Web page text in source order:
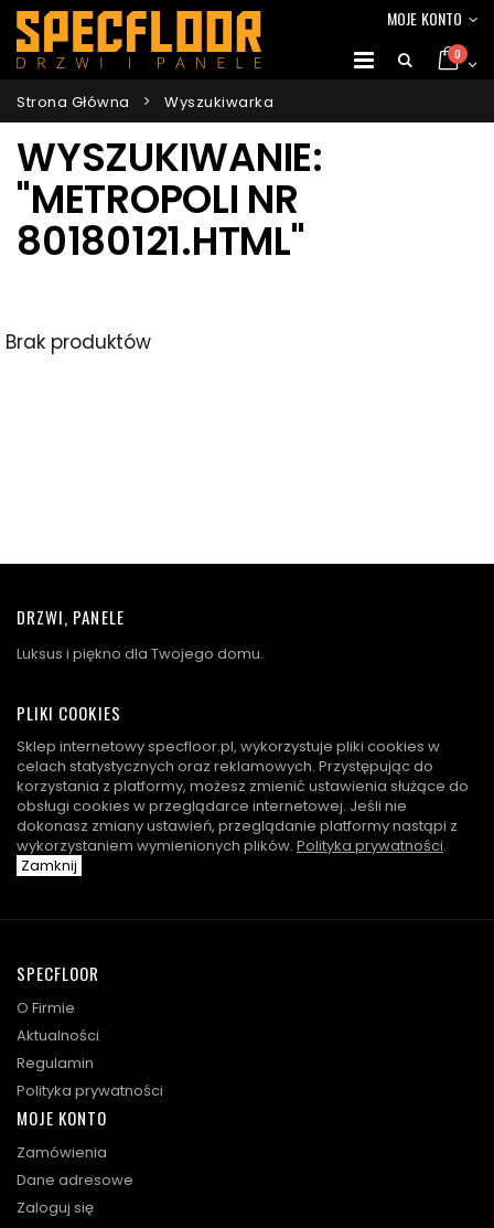
MOJE KONTO
0
Strona Główna Wyszukiwarka
WYSZUKIWANIE:
"METROPOLI NR
80180121.HTML"
Brak produktów
DRZWI, PANELE
Luksus i piękno dla Twojego domu.
PLIKI COOKIES
Sklep internetowy specfloor.pl, wykorzystuje pliki cookies w
celach statystycznych oraz reklamowych. Przystępując do
korzystania z platformy, możesz zmienić ustawienia służące do
obsługi cookies w przeglądarce internetowej. Jeśli nie
dokonasz zmiany ustawień, przeglądanie platformy nastąpi z
wykorzystaniem wymienionych plików. Polityka prywatności.
Zamknij
SPECFLOOR
O Firmie
Aktualności
Regulamin
Polityka prywatności
MOJE KONTO
Zamówienia
Dane adresowe
Zaloguj się